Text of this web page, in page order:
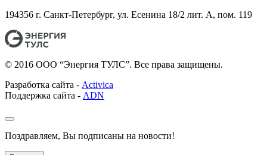
194356 г. Санкт-Петербург, ул. Есенина 18/2 лит. А, пом. 119
© 2016 ООО “Энергия ТУЛС”. Все права защищены.
Разработка сайта - Activica
Поддержка сайта - ADN
Поздравляем, Вы подписаны на новости!